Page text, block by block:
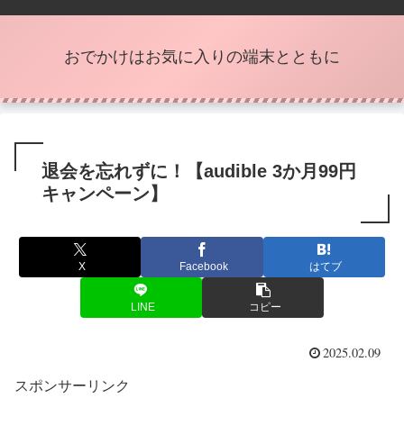
おでかけはお気に入りの端末とともに
退会を忘れずに！【audible 3か月99円
キャンペーン】
X Facebook はてブ
LINE コピー
2025.02.09
スポンサーリンク